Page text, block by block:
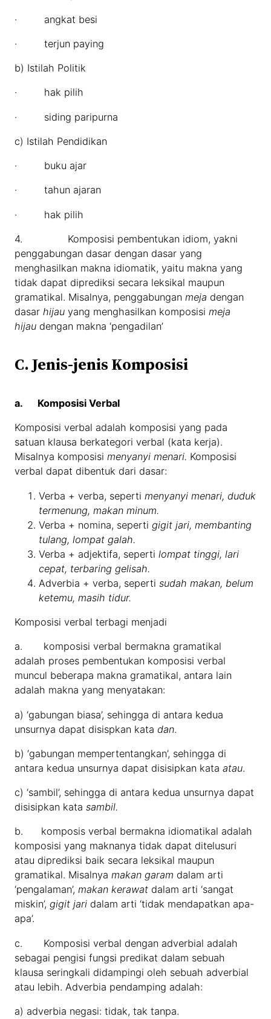
· angkat besi
· terjun paying
b) Istilah Politik
· hak pilih
· siding paripurna
c) Istilah Pendidikan
· buku ajar
· tahun ajaran
· hak pilih
4. Komposisi pembentukan idiom, yakni
penggabungan dasar dengan dasar yang
menghasilkan makna idiomatik, yaitu makna yang
tidak dapat diprediksi secara leksikal maupun
gramatikal. Misalnya, penggabunganmeja dengan
dasarhijauyang menghasilkan komposisimeja
hijau dengan makna ‘pengadilan’
C. Jenis-jenis Komposisi
a. Komposisi Verbal
Komposisi verbal adalah komposisi yang pada
satuan klausa berkategori verbal (kata kerja).
Misalnya komposisimenyanyi menari. Komposisi
verbal dapat dibentuk dari dasar:
Verba + verba, sepertimenyanyi menari, duduk
termenung, makan minum.
Verba + nomina, sepertigigit jari, membanting
tulang, lompat galah.
Verba + adjektifa, sepertilompat tinggi, lari
cepat, terbaring gelisah.
Adverbia + verba, sepertisudah makan, belum
ketemu, masih tidur.
Komposisi verbal terbagi menjadi
a. komposisi verbal bermakna gramatikal
adalah proses pembentukan komposisi verbal
muncul beberapa makna gramatikal, antara lain
adalah makna yang menyatakan:
a) ‘gabungan biasa’, sehingga di antara kedua
unsurnya dapat disispkan katadan.
b) ‘gabungan mempertentangkan’, sehingga di
antara kedua unsurnya dapat disisipkan kataatau.
c) ‘sambil’, sehingga di antara kedua unsurnya dapat
disisipkan katasambil.
b. komposis verbal bermakna idiomatikal adalah
komposisi yang maknanya tidak dapat ditelusuri
atau diprediksi baik secara leksikal maupun
gramatikal. Misalnyamakan garam dalam arti
‘pengalaman’,makan kerawat dalam arti ‘sangat
miskin’,gigit jari dalam arti ‘tidak mendapatkan apa-
apa’.
c. Komposisi verbal dengan adverbial adalah
sebagai pengisi fungsi predikat dalam sebuah
klausa seringkali didampingi oleh sebuah adverbial
atau lebih. Adverbia pendamping adalah:
a) adverbia negasi: tidak, tak tanpa.